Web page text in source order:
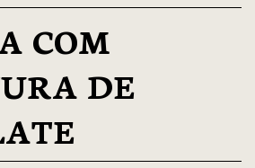
COM
DE